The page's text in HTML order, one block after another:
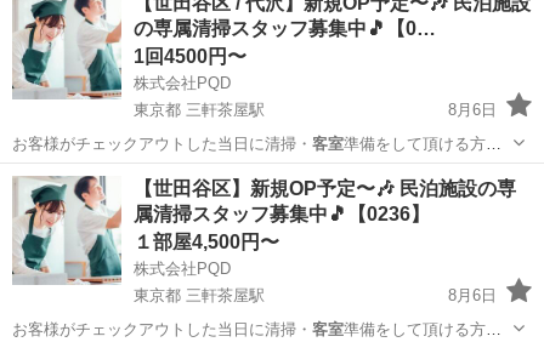
の専属清掃スタッフ募集中🎵【0…
1回4500円〜
株式会社PQD
東京都 三軒茶屋駅
8月6日
お客様がチェックアウトした当日に清掃・ 客室準備をして頂ける方を
募集しております。…
東京 世田谷区 三軒茶屋駅 清掃 スタッフ
【世田谷区】新規OP予定〜🎶 民泊施設の専
属清掃スタッフ募集中🎵【0236】
１部屋4,500円〜
株式会社PQD
東京都 三軒茶屋駅
8月6日
お客様がチェックアウトした当日に清掃・ 客室準備をして頂ける方を